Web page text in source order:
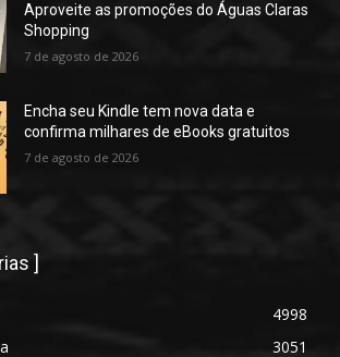
Aproveite as promoções do Águas Claras
Shopping
7 de agosto de 2026
Encha seu Kindle tem nova data e
confirma milhares de eBooks gratuitos
7 de agosto de 2026
]
4998
3051